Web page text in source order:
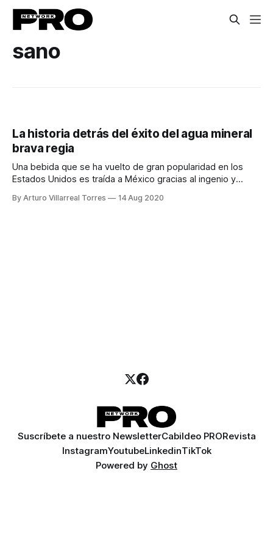
sano
La historia detrás del éxito del agua mineral
brava regia
Una bebida que se ha vuelto de gran popularidad en los
Estados Unidos es traída a México gracias al ingenio y
By Arturo Villarreal Torres 14 Aug 2020
Suscríbete a nuestro NewsletterCabildeo PRORevista
InstagramYoutubeLinkedinTikTok
Powered by Ghost